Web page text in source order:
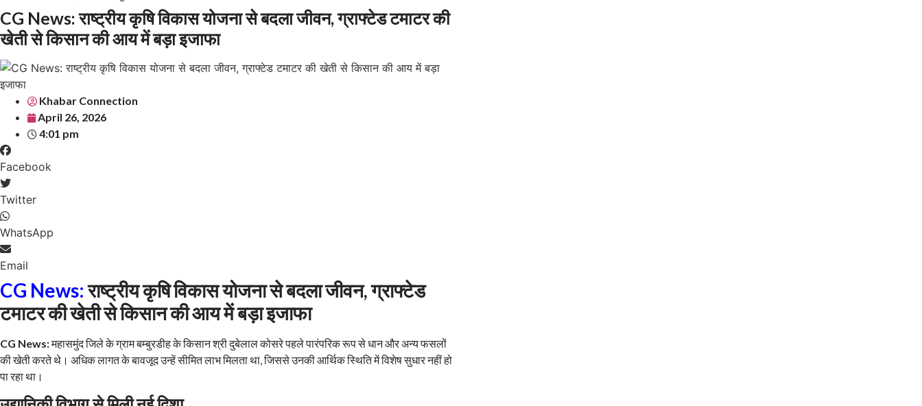
CG News: राष्ट्रीय कृषि विकास योजना से बदला जीवन, ग्राफ्टेड टमाटर की
खेती से किसान की आय में बड़ा इजाफा
Khabar Connection
April 26, 2026
4:01 pm
Facebook
Twitter
WhatsApp
Email
CG News:राष्ट्रीय कृषि विकास योजना से बदला जीवन, ग्राफ्टेड
टमाटर की खेती से किसान की आय में बड़ा इजाफा
CG News:महासमुंद जिले के ग्राम बम्बुरडीह के किसान श्री दुबेलाल कोसरे पहले पारंपरिक रूप से धान और अन्य फसलों
की खेती करते थे। अधिक लागत के बावजूद उन्हें सीमित लाभ मिलता था, जिससे उनकी आर्थिक स्थिति में विशेष सुधार नहीं हो
पा रहा था।